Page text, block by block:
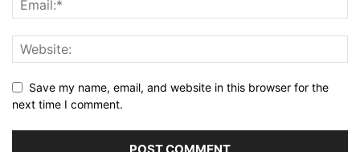
Save my name, email, and website in this browser for the
next time I comment.